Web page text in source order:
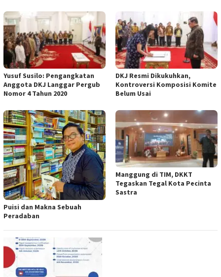
Yusuf Susilo: Pengangkatan
Anggota DKJ Langgar Pergub
Nomor 4 Tahun 2020
DKJ Resmi Dikukuhkan,
Kontroversi Komposisi Komite
Belum Usai
Puisi dan Makna Sebuah
Peradaban
Manggung di TIM, DKKT
Tegaskan Tegal Kota Pecinta
Sastra